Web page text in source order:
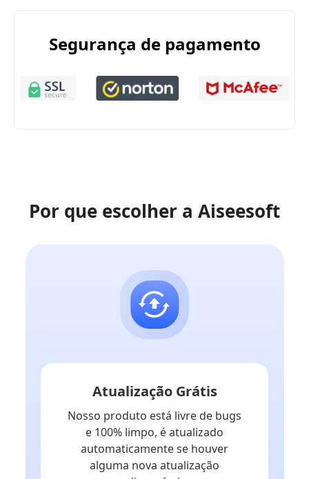
Segurança de pagamento
Por que escolher a Aiseesoft
Atualização Grátis
Nosso produto está livre de bugs
e 100% limpo, é atualizado
automaticamente se houver
alguma nova atualização